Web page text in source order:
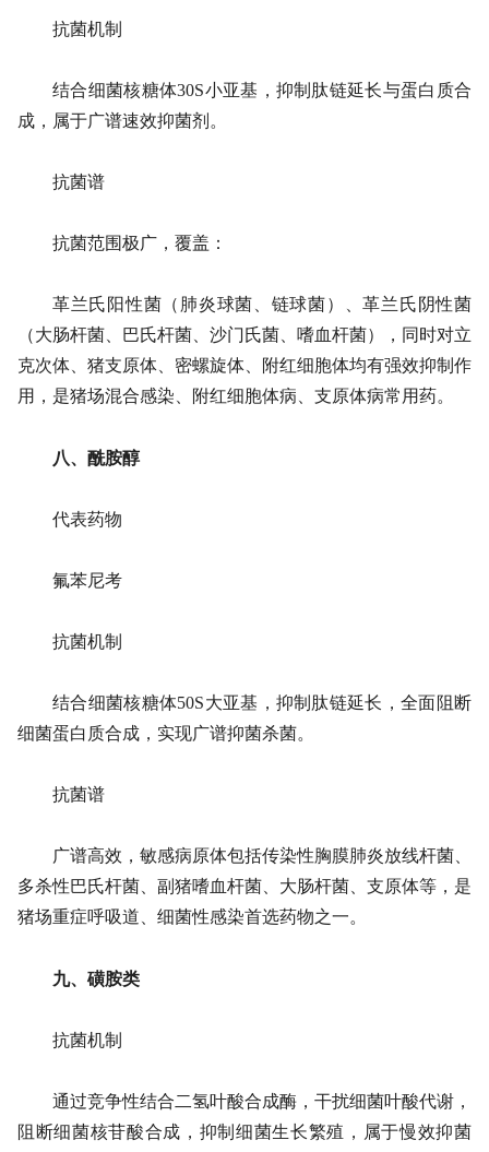
抗菌机制
结合细菌核糖体30S小亚基，抑制肽链延长与蛋白质合
成，属于广谱速效抑菌剂。
抗菌谱
抗菌范围极广，覆盖：
革兰氏阳性菌（肺炎球菌、链球菌）、革兰氏阴性菌
（大肠杆菌、巴氏杆菌、沙门氏菌、嗜血杆菌），同时对立
克次体、猪支原体、密螺旋体、附红细胞体均有强效抑制作
用，是猪场混合感染、附红细胞体病、支原体病常用药。
八、酰胺醇
代表药物
氟苯尼考
抗菌机制
结合细菌核糖体50S大亚基，抑制肽链延长，全面阻断
细菌蛋白质合成，实现广谱抑菌杀菌。
抗菌谱
广谱高效，敏感病原体包括传染性胸膜肺炎放线杆菌、
多杀性巴氏杆菌、副猪嗜血杆菌、大肠杆菌、支原体等，是
猪场重症呼吸道、细菌性感染首选药物之一。
九、磺胺类
抗菌机制
通过竞争性结合二氢叶酸合成酶，干扰细菌叶酸代谢，
阻断细菌核苷酸合成，抑制细菌生长繁殖，属于慢效抑菌